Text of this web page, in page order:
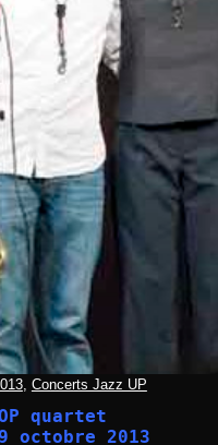
, Concerts Jazz UP